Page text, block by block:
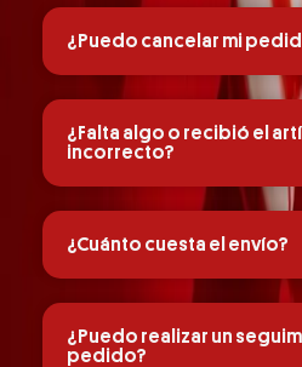
¿Puedo cancelar mi
¿Falta algo o recibió el
incorrecto?
¿Cuánto cuesta el envío?
¿Puedo realizar un
pedido?